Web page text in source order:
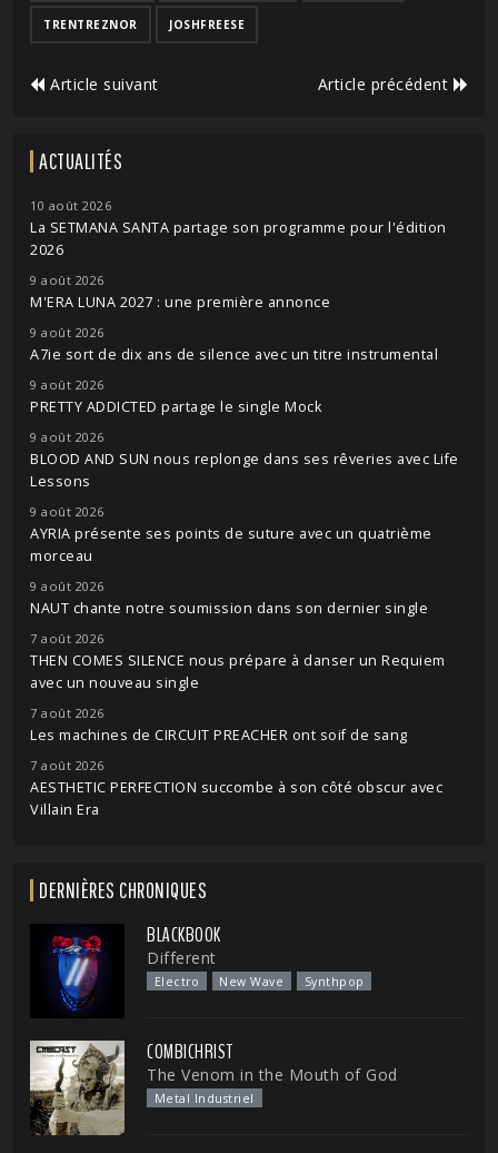
TRENTREZNOR JOSHFREESE
Article suivant Article précédent
ACTUALITÉS
10 août 2026
La SETMANA SANTA partage son programme pour l'édition
2026
9 août 2026
M'ERA LUNA 2027 : une première annonce
9 août 2026
A7ie sort de dix ans de silence avec un titre instrumental
9 août 2026
PRETTY ADDICTED partage le single Mock
9 août 2026
BLOOD AND SUN nous replonge dans ses rêveries avec Life
Lessons
9 août 2026
AYRIA présente ses points de suture avec un quatrième
morceau
9 août 2026
NAUT chante notre soumission dans son dernier single
7 août 2026
THEN COMES SILENCE nous prépare à danser un Requiem
avec un nouveau single
7 août 2026
Les machines de CIRCUIT PREACHER ont soif de sang
7 août 2026
AESTHETIC PERFECTION succombe à son côté obscur avec
Villain Era
DERNIÈRES CHRONIQUES
BLACKBOOK
Different
Electro New Wave Synthpop
COMBICHRIST
The Venom in the Mouth of God
Metal Industriel